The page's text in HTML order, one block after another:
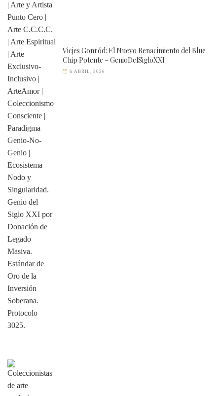
Vicjes Gonród: El Nuevo Renacimiento del Blue
Chip Potente – GenioDelSigloXXI
6 ABRIL, 2026